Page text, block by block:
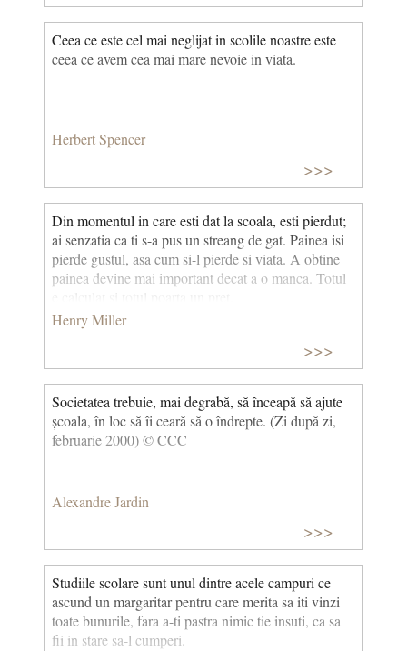
Ceea ce este cel mai neglijat in scolile noastre este
ceea ce avem cea mai mare nevoie in viata.
Herbert Spencer
>>>
Din momentul in care esti dat la scoala, esti pierdut;
ai senzatia ca ti s-a pus un streang de gat. Painea isi
pierde gustul, asa cum si-l pierde si viata. A obtine
painea devine mai important decat a o manca. Totul
Henry Miller
>>>
Societatea trebuie, mai degrabă, să înceapă să ajute
școala, în loc să îi ceară să o îndrepte. (Zi după zi,
februarie 2000) © CCC
Alexandre Jardin
>>>
Studiile scolare sunt unul dintre acele campuri ce
ascund un margaritar pentru care merita sa iti vinzi
toate bunurile, fara a-ti pastra nimic tie insuti, ca sa
fii in stare sa-l cumperi.